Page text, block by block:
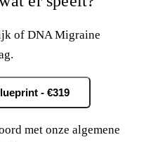
of DNA Migraine
- €319
met onze algemene